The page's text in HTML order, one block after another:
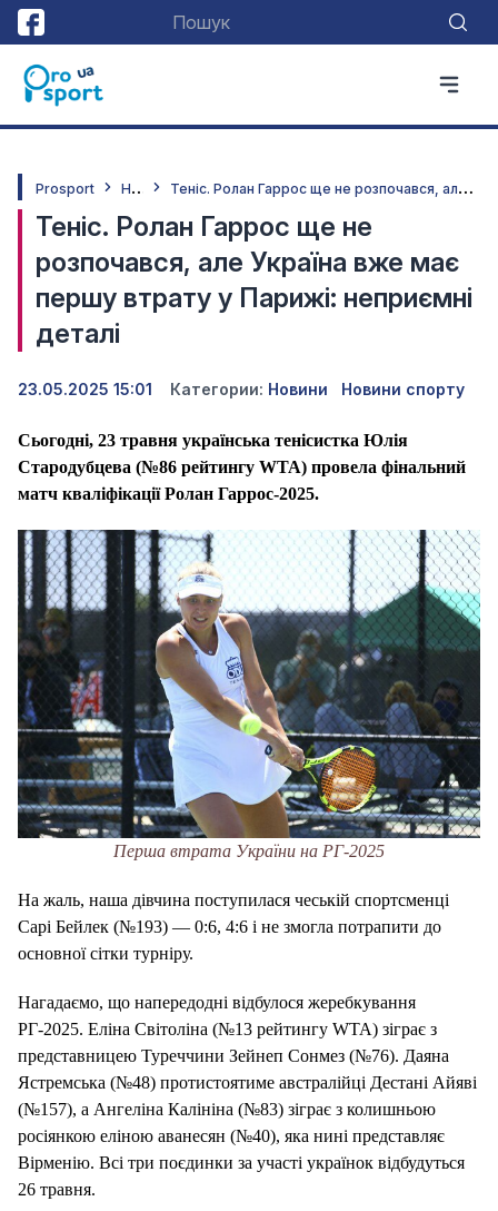
Prosport Н
овини Т
еніс. Ролан Гаррос ще не розпочався, але Україна вже має першу втрату у Парижі: неприємні деталі
Теніс. Ролан Гаррос ще не
розпочався, але Україна вже має
першу втрату у Парижі: неприємні
деталі
23.05.2025 15:01 Категории: Новини Новини спорту
Сьогодні, 23 травня українська тенісистка Юлія
Стародубцева (№86 рейтингу WTA) провела фінальний
матч кваліфікації Ролан Гаррос-2025.
Перша втрата України на РГ-2025
На жаль, наша дівчина поступилася чеській спортсменці
Сарі Бейлек (№193) — 0:6, 4:6 і не змогла потрапити до
основної сітки турніру.
Нагадаємо, що напередодні відбулося жеребкування
РГ-2025. Еліна Світоліна (№13 рейтингу WTA) зіграє з
представницею Туреччини Зейнеп Сонмез (№76). Даяна
Ястремська (№48) протистоятиме австралійці Дестані Айяві
(№157), а Ангеліна Калініна (№83) зіграє з колишньою
росіянкою еліною аванесян (№40), яка нині представляє
Вірменію. Всі три поєдинки за участі українок відбудуться
26 травня.